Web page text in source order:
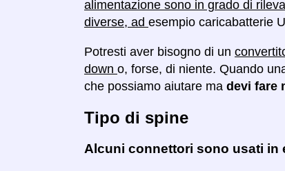
alimentazione sono in grado di
diverse, ad esempio caricabatterie
Potresti aver bisogno di un
down o, forse, di niente. Quando
che possiamo aiutare ma devi fare
Tipo di spine
Alcuni connettori sono usati in